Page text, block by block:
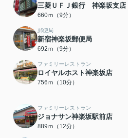
三菱ＵＦＪ銀行 神楽坂支店
660ｍ（9分）
郵便局
新宿神楽坂郵便局
692ｍ（9分）
ファミリーレストラン
ロイヤルホスト神楽坂店
756ｍ（10分）
ファミリーレストラン
ジョナサン神楽坂駅前店
889ｍ（12分）